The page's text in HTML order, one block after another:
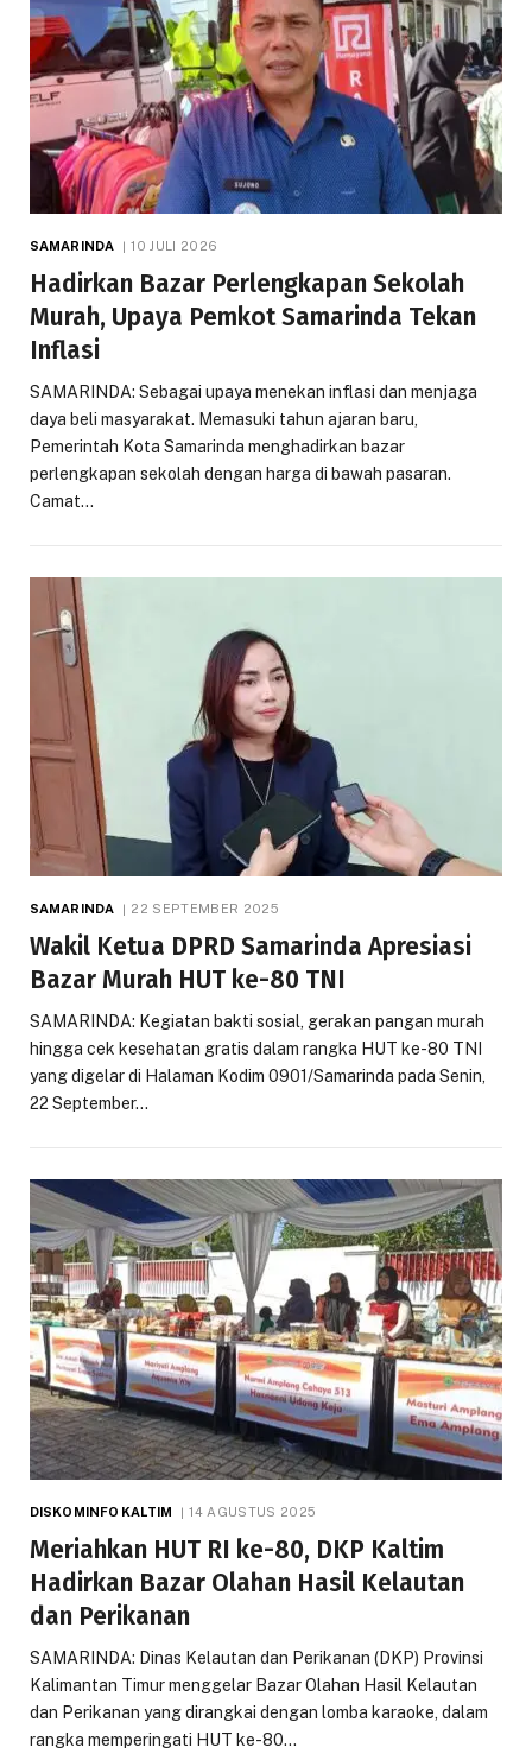
SAMARINDA 10 JULI 2026
Hadirkan Bazar Perlengkapan Sekolah
Murah, Upaya Pemkot Samarinda Tekan
Inflasi
SAMARINDA: Sebagai upaya menekan inflasi dan menjaga
daya beli masyarakat. Memasuki tahun ajaran baru,
Pemerintah Kota Samarinda menghadirkan bazar
perlengkapan sekolah dengan harga di bawah pasaran.
Camat…
SAMARINDA 22 SEPTEMBER 2025
Wakil Ketua DPRD Samarinda Apresiasi
Bazar Murah HUT ke-80 TNI
SAMARINDA: Kegiatan bakti sosial, gerakan pangan murah
hingga cek kesehatan gratis dalam rangka HUT ke-80 TNI
yang digelar di Halaman Kodim 0901/Samarinda pada Senin,
22 September…
DISKOMINFO KALTIM 14 AGUSTUS 2025
Meriahkan HUT RI ke-80, DKP Kaltim
Hadirkan Bazar Olahan Hasil Kelautan
dan Perikanan
SAMARINDA: Dinas Kelautan dan Perikanan (DKP) Provinsi
Kalimantan Timur menggelar Bazar Olahan Hasil Kelautan
dan Perikanan yang dirangkai dengan lomba karaoke, dalam
rangka memperingati HUT ke-80…